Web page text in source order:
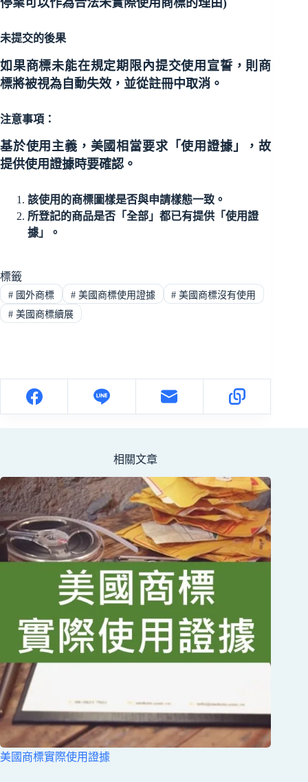
未提交的後果
如果商標未能在規定期限內提交使用宣誓，則商
標將被視為自動失效，並從註冊中取消。
注意事項：
基於使用主義，美國相當要求「使用證據」，故
提供使用證據時要確認。
該使用的商標圖樣是否與申請樣態一致。
所登記的商品是否「全部」都已有提供「使用證
據」。
標籤
#國外商標 #美國商標使用證據 # 美國商標沒有使用
#美國商標續展
相關文章
美國商標實際使用證據